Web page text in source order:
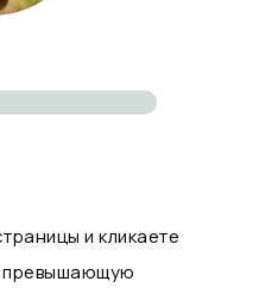
и кликаете
превышающую